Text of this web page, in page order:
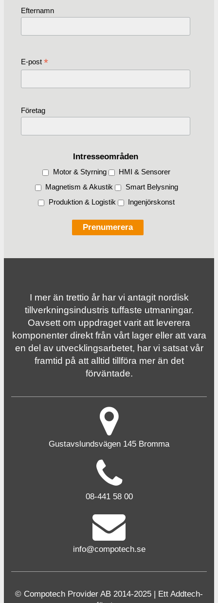
Efternamn
E-post *
Företag
Intresseområden
Motor & Styrning
HMI & Sensorer
Magnetism & Akustik
Smart Belysning
Produktion & Logistik
Ingenjörskonst
I mer än trettio år har vi antagit nordisk
tillverknings­industris tuffaste utmaningar.
Oavsett om uppdraget varit att leverera
komponenter direkt från vårt lager eller att vara
en del av utvecklingsarbetet, har vi satsat vår
framtid på att alltid tillföra mer än det
förväntade.
Gustavslundsvägen 145 Bromma
08-441 58 00
info@compotech.se
© Compotech Provider AB 2014-2025 | Ett Addtech-